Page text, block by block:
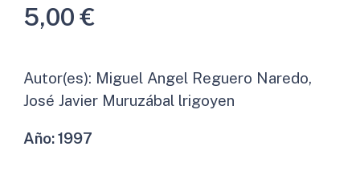
5,00€
Autor(es): Miguel Angel Reguero Naredo,
José Javier Muruzábal lrigoyen
Año:1997